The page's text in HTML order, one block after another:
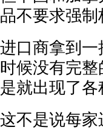
品不要求强制
进口商拿到
时候没有完
是就出现了各
这不是说每